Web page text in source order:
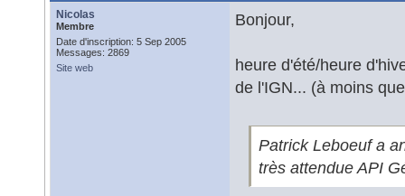
Nicolas
Membre
Date d'inscription: 5 Sep 2005
Messages: 2869
Site web
Bonjour,
heure d'été/heure
de l'IGN... (à moins
Patrick Leboeuf a
très attendue API